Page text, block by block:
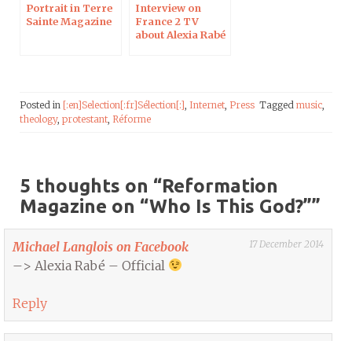
Portrait in Terre
Sainte Magazine
Interview on
France 2 TV
about Alexia Rabé
Posted in [:en]Selection[:fr]Sélection[:] Internet Press Tagged music
theology, protestant Réforme
5 thoughts on “Reformation
Magazine on “Who Is This God?””
Michael Langlois on Facebook 17 December 2014
–> Alexia Rabé – Official
Reply